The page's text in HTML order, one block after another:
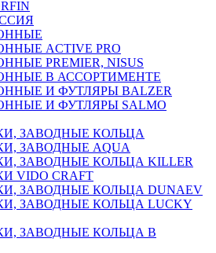
ACTIVE PRO
PREMIER, NISUS
В АССОРТИМЕНТЕ
И ФУТЛЯРЫ BALZER
И ФУТЛЯРЫ SALMO
ЗАВОДНЫЕ КОЛЬЦА
ЗАВОДНЫЕ AQUA
ЗАВОДНЫЕ КОЛЬЦА KILLER
VIDO CRAFT
ЗАВОДНЫЕ КОЛЬЦА DUNAEV
ЗАВОДНЫЕ КОЛЬЦА LUCKY
ЗАВОДНЫЕ КОЛЬЦА В